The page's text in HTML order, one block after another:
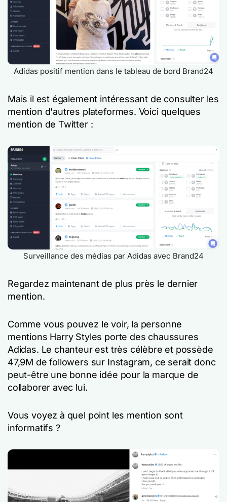
Adidas positif mention dans le tableau de bord Brand24
Mais il est également intéressant de consulter les
mention d'autres plateformes. Voici quelques
mention de Twitter :
Surveillance des médias par Adidas avec Brand24
Regardez maintenant de plus près le dernier
mention.
Comme vous pouvez le voir, la personne
mentions Harry Styles porte des chaussures
Adidas. Le chanteur est très célèbre et possède
47,9M de followers sur Instagram, ce serait donc
peut-être une bonne idée pour la marque de
collaborer avec lui.
Vous voyez à quel point les mention sont
informatifs ?